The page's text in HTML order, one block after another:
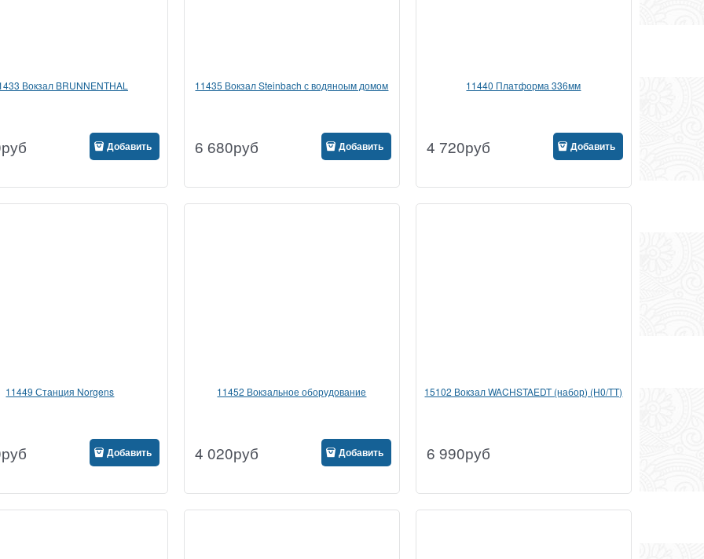
Вокзал BRUNNENTHAL
руб Добавить
11435 Вокзал Steinbach с водяноым домом
6 680руб Добавить
11440 Платформа 336мм
4 720руб Добавить
11449 Станция Norgens
руб Добавить
11452 Вокзальное оборудование
4 020руб Добавить
15102 Вокзал WACHSTAEDT (набор) (H0/TT)
6 990руб